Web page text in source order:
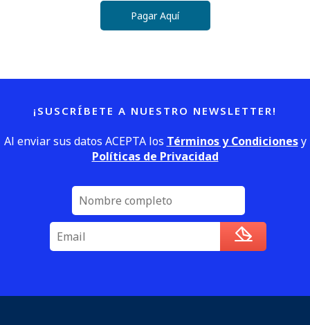
Pagar Aquí
¡SUSCRÍBETE A NUESTRO NEWSLETTER!
Al enviar sus datos ACEPTA los Términos y Condicionesy
Políticas de Privacidad